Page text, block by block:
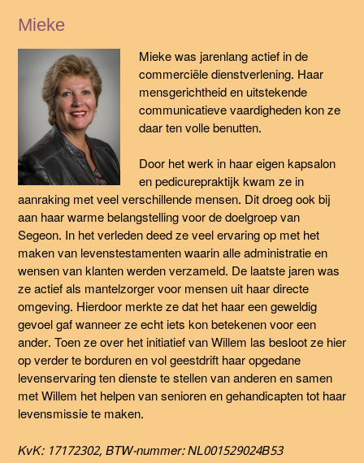
Mieke
Mieke was jarenlang actief in de
commerciële dienstverlening. Haar
mensgerichtheid en uitstekende
communicatieve vaardigheden kon ze
daar ten volle benutten.
Door het werk in haar eigen kapsalon
en pedicurepraktijk kwam ze in
aanraking met veel verschillende mensen. Dit droeg ook bij
aan haar warme belangstelling voor de doelgroep van
Segeon. In het verleden deed ze veel ervaring op met het
maken van levenstestamenten waarin alle administratie en
wensen van klanten werden verzameld. De laatste jaren was
ze actief als mantelzorger voor mensen uit haar directe
omgeving. Hierdoor merkte ze dat het haar een geweldig
gevoel gaf wanneer ze echt iets kon betekenen voor een
ander. Toen ze over het initiatief van Willem las besloot ze hier
op verder te borduren en vol geestdrift haar opgedane
levenservaring ten dienste te stellen van anderen en samen
met Willem het helpen van senioren en gehandicapten tot haar
levensmissie te maken.
KvK: 17172302, BTW-nummer: NL001529024B53